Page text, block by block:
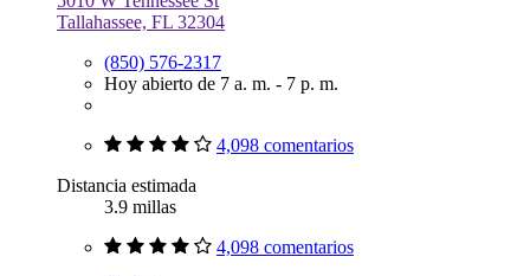
Tallahassee, FL 32304
(850) 576-2317
Hoy abierto de 7 a. m. - 7 p. m.
4,098 comentarios
Distancia estimada
3.9 millas
4,098 comentarios